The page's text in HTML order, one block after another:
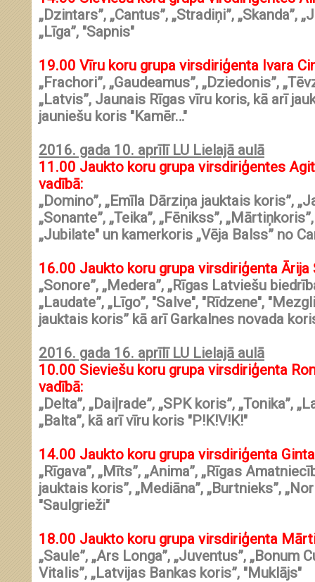
„Dzintars”, „Cantus”, „Stradiņi”, „Skanda”,
„Līga”, "Sapnis"
19.00 Vīru koru grupa virsdiriģenta Ivara
„Frachori”, „Gaudeamus”, „Dziedonis”,
„Latvis”, Jaunais Rīgas vīru koris, kā arī
jauniešu koris "Kamēr…"
2016. gada 10. aprīlī LU Lielajā aulā
11.00 Jaukto koru grupa virsdiriģentes
vadībā:
„Domino”, „Emīla Dārziņa jauktais koris”,
„Sonante”, „Teika”, „Fēnikss”,
„Jubilate" un kamerkoris „Vēja Balss” no
16.00 Jaukto koru grupa virsdiriģenta Ārija
„Sonore”, „Medera”, „Rīgas Latviešu
„Laudate”, „Līgo”, "Salve", "Rīdzene",
jauktais koris” kā arī Garkalnes novada
2016. gada 16. aprīlī LU Lielajā aulā
10.00 Sieviešu koru grupa virsdiriģenta
vadībā:
„Delta”, „Daiļrade”, „SPK koris”, „Tonika”,
„Balta”, kā arī vīru koris "P!K!V!K!"
14.00 Jaukto koru grupa virsdiriģenta
„Rīgava”, „Mīts”, „Anima”, „Rīgas
jauktais koris”, „Mediāna”, „Burtnieks”,
"Saulgrieži"
18.00 Jaukto koru grupa virsdiriģenta
„Saule”, „Ars Longa”, „Juventus”, „Bonum
Vitalis”, „Latvijas Bankas koris”, "Muklājs"